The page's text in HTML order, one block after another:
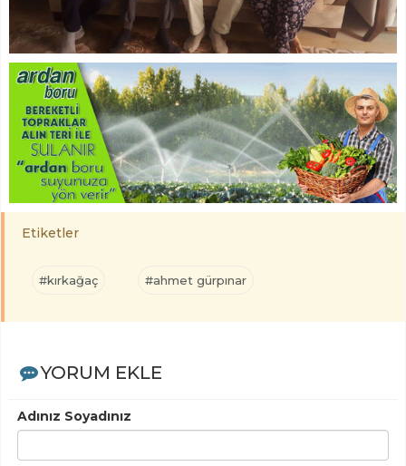
Etiketler
#kırkağaç #ahmet gürpınar
YORUM EKLE
Adınız Soyadınız